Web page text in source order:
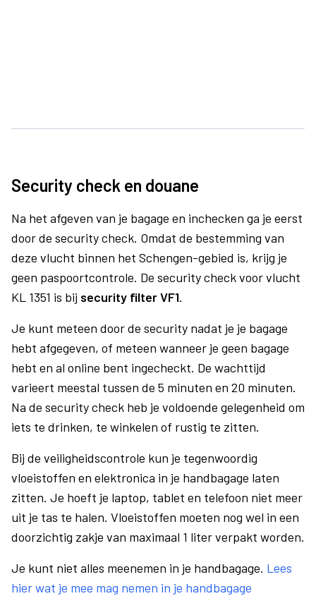
Security check en douane
Na het afgeven van je bagage en inchecken ga je eerst
door de security check. Omdat de bestemming van
deze vlucht binnen het Schengen-gebied is, krijg je
geen paspoortcontrole. De security check voor vlucht
KL 1351 is bij security filter VF1.
Je kunt meteen door de security nadat je je bagage
hebt afgegeven, of meteen wanneer je geen bagage
hebt en al online bent ingecheckt. De wachttijd
varieert meestal tussen de 5 minuten en 20 minuten.
Na de security check heb je voldoende gelegenheid om
iets te drinken, te winkelen of rustig te zitten.
Bij de veiligheidscontrole kun je tegenwoordig
vloeistoffen en elektronica in je handbagage laten
zitten. Je hoeft je laptop, tablet en telefoon niet meer
uit je tas te halen. Vloeistoffen moeten nog wel in een
doorzichtig zakje van maximaal 1 liter verpakt worden.
Je kunt niet alles meenemen in je handbagage. Lees
hier wat je mee mag nemen in je handbagage